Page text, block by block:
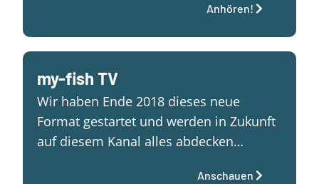
Anhören!
my-fish TV
Wir haben Ende 2018 dieses neue
Format gestartet und werden in Zukunft
auf diesem Kanal alles abdecken…
Anschauen